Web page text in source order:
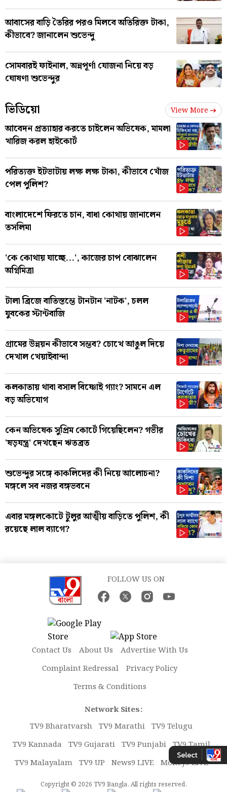
আবাসের বাড়ি তৈরির পরও মিলবে অতিরিক্ত টাকা,
কীভাবে? জানালেন শুভেন্দু
সোমবারই ফাইনাল, অন্নপূর্ণা যোজনা নিয়ে বড়
ঘোষণা শুভেন্দুর
ভিডিয়ো View More
আবেদন প্রত্যাহার করতে চাইলেন অভিষেক, মামলা
খারিজ করল হাইকোর্ট
পরিত্যক্ত ইটভাটায় লক্ষ লক্ষ টাকা, কীভাবে খোঁজ
পেল পুলিশ?
বাংলাদেশে ফিরতে চান, বাধা কোথায় জানালেন
তসলিমা
'কে কোথায় যাচ্ছে...', কাজের চাপ বোঝালেন
অগ্নিমিত্রা
টালা ব্রিজে বাতিস্তম্ভে টানটান 'নাটক', চলল
যুবকের স্টান্টবাজি
গ্রামের উন্নয়ন কীভাবে সম্ভব? চোখে আঙুল দিয়ে
দেখাল খেয়াইবান্দা
কলকাতায় থাবা বসাল বিষ্ণোই গ্যাং? সামনে এল
বড় অভিযোগ
কেন অভিষেক সুপ্রিম কোর্টে গিয়েছিলেন? গভীর
'ষড়যন্ত্র' দেখছেন ঋতব্রত
শুভেন্দুর সঙ্গে কাকলিদের কী নিয়ে আলোচনা?
মঙ্গলে সব নজর বঙ্গভবনে
এবার মঙ্গলকোটে টুলুর আত্মীয় বাড়িতে পুলিশ, কী
রয়েছে লাল ব্যাগে?
FOLLOW US ON
Contact Us About Us
Advertise With Us
Complaint Redressal
Privacy Policy
Terms & Conditions
Network Sites:
TV9 Bharatvarsh TV9 Marathi TV9 Telugu
TV9 Kannada TV9 Gujarati TV9 Punjabi TV9 Tamil
TV9 Malayalam TV9 UP News9 LIVE Money9 LIVE
Copyright © 2026 TV9 Bangla. All rights reserved.